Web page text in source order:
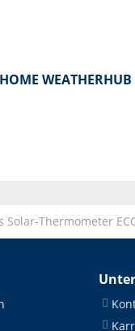
WEATHERHUB
Solar-Thermometer